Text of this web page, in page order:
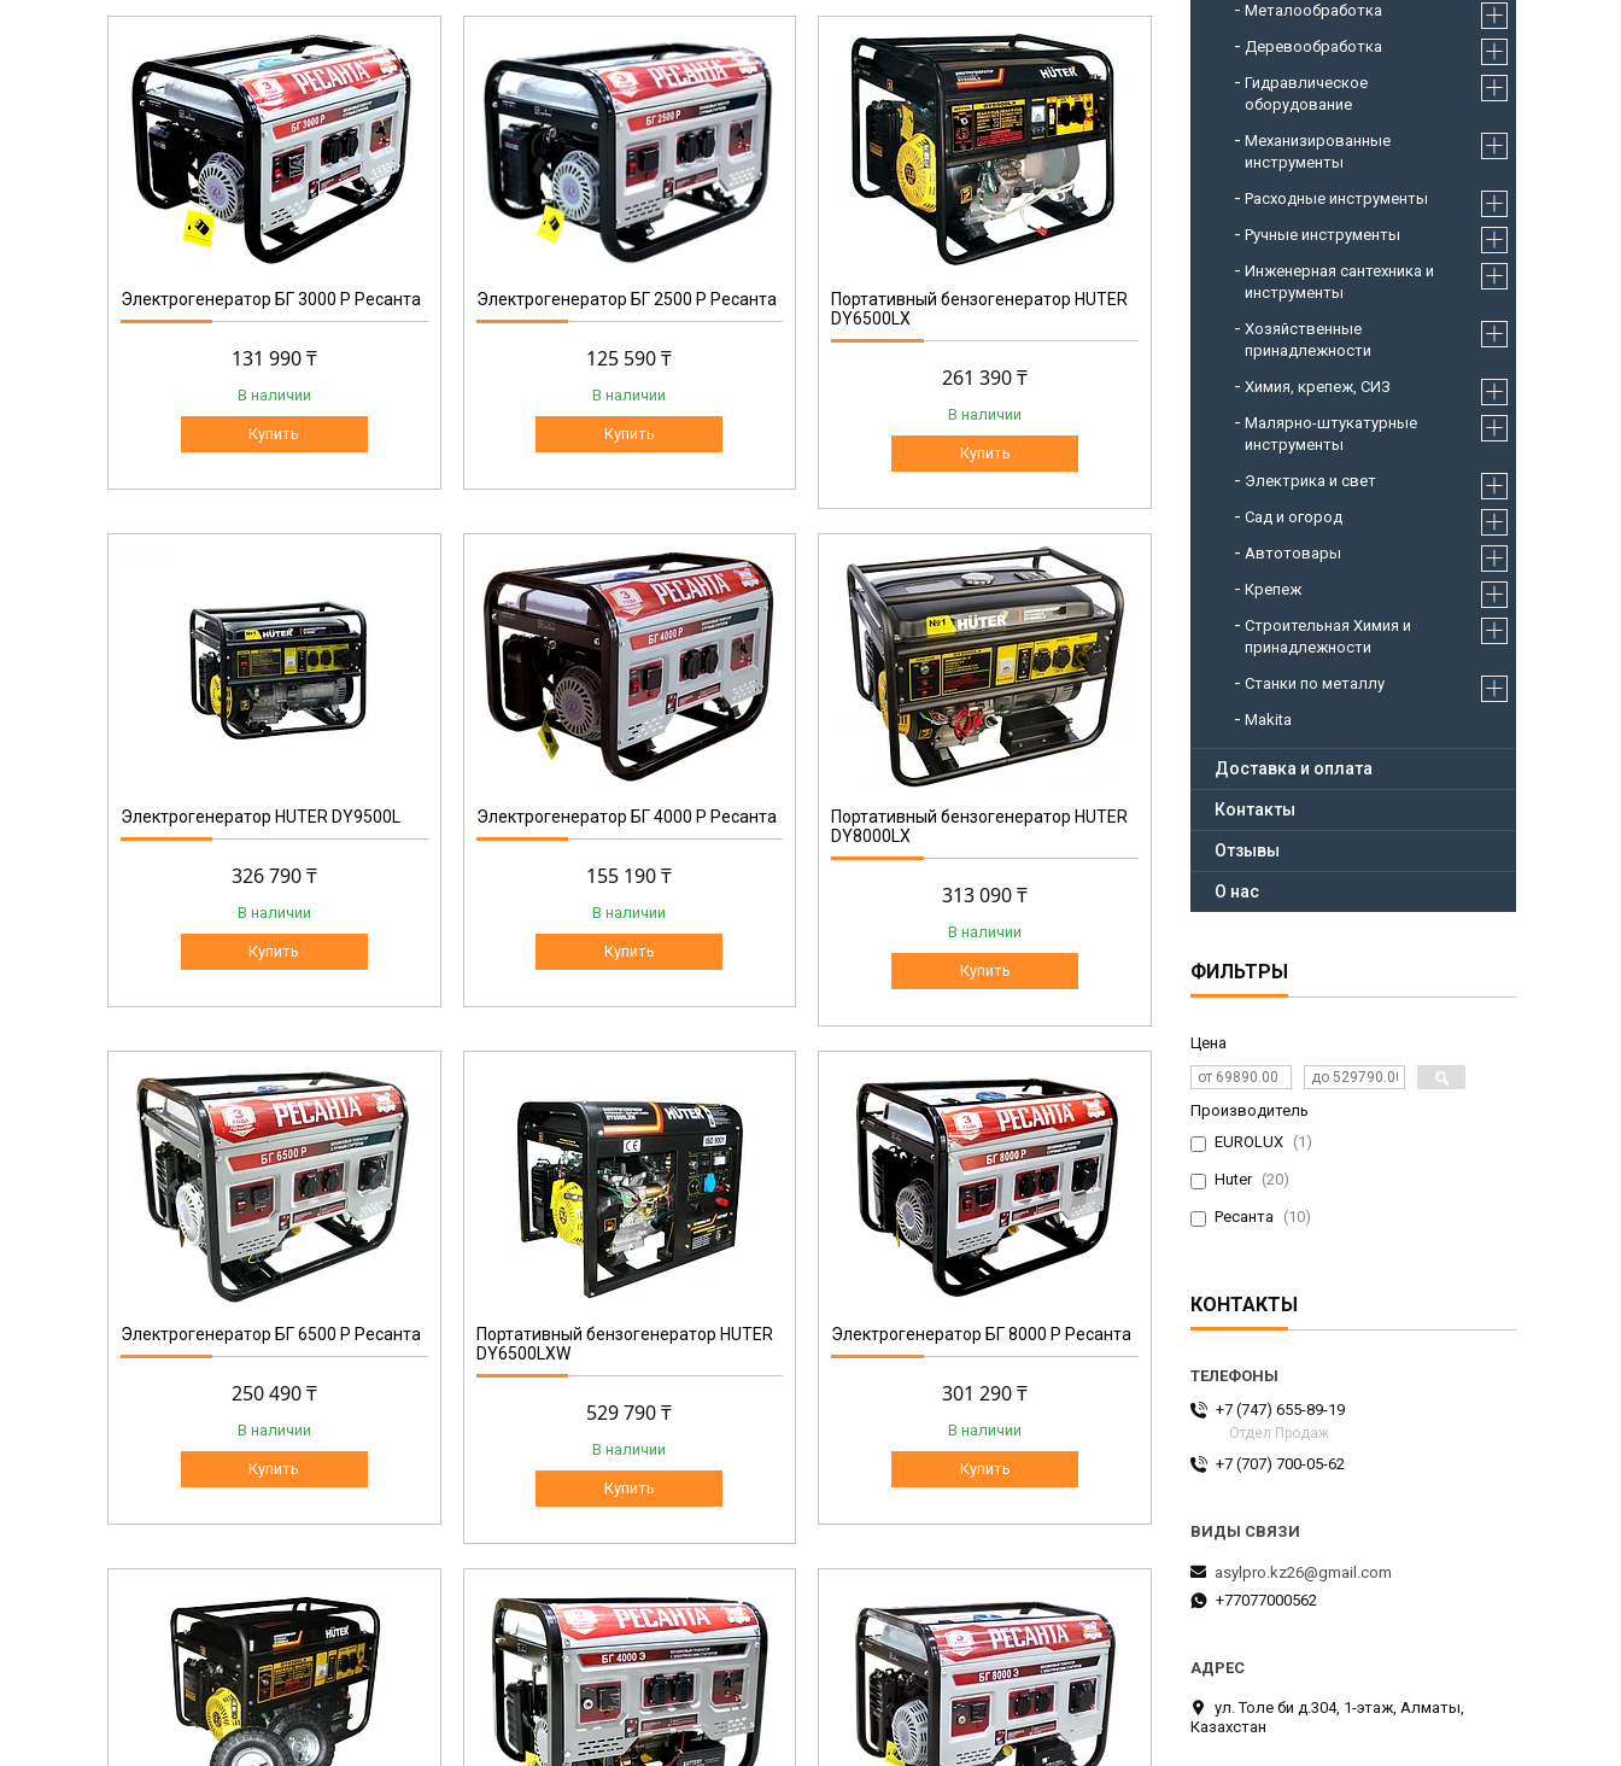
Электрогенератор БГ 3000 Р Ресанта
131 990 ₸
В наличии
Купить
64/1/50
Электрогенератор БГ 2500 Р Ресанта
125 590 ₸
В наличии
Купить
64/1/7
Портативный бензогенератор HUTER
DY6500LX
261 390 ₸
В наличии
Купить
Электрогенератор HUTER DY9500L
326 790 ₸
В наличии
Купить
64/1/44
Электрогенератор БГ 4000 Р Ресанта
155 190 ₸
В наличии
Купить
64/1/19
Портативный бензогенератор HUTER
DY8000LX
313 090 ₸
В наличии
Купить
Электрогенератор БГ 6500 Р Ресанта
250 490 ₸
В наличии
Купить
64/1/18
Портативный бензогенератор HUTER
DY6500LXW
529 790 ₸
В наличии
Купить
64/1/47
Электрогенератор БГ 8000 Р Ресанта
301 290 ₸
В наличии
Купить
Металообработка
Деревообработка
Гидравлическое
оборудование
Механизированные
инструменты
Расходные инструменты
Ручные инструменты
Инженерная сантехника и
инструменты
Хозяйственные
принадлежности
Химия, крепеж, СИЗ
Малярно-штукатурные
инструменты
Электрика и свет
Сад и огород
Автотовары
Крепеж
Строительная Химия и
принадлежности
Станки по металлу
Makita
Доставка и оплата
Контакты
Отзывы
О нас
ФИЛЬТРЫ
Цена
Производитель
EUROLUX
1
Huter 20
Ресанта 10
КОНТАКТЫ
+7 (747) 655-89-19
Отдел Продаж
+7 (707) 700-05-62
asylpro.kz26@gmail.com
+77077000562
ул. Толе би д.304, 1-этаж, Алматы,
Казахстан